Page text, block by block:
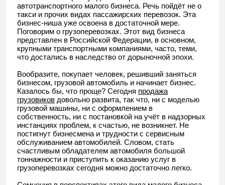
автотранспортного малого бизнеса. Речь пойдёт не о
такси и прочих видах пассажирских перевозок. Эта
бизнес-ниша уже освоена в достаточной мере.
Поговорим о грузоперевозках. Этот вид бизнеса
представлен в Российской Федерации, в основном,
крупными транспортными компаниями, часто, теми,
что достались в наследство от дорыночной эпохи.
Вообразите, покупает человек, решивший заняться
бизнесом, грузовой автомобиль и начинает бизнес.
Казалось бы, что проще? Сегодня продажа
грузовиков довольно развита, так что, ни с моделью
грузовой машины, ни с оформлением в
собственность, ни с постановкой на учёт в надзорных
инстанциях проблем, к счастью, не возникнет. Не
постигнут бизнесмена и трудности с сервисным
обслуживанием автомобилей. Словом, стать
счастливым обладателем автомобиля большой
тоннажности и приступить к оказанию услуг в
грузоперевозках сегодня можно достаточно легко.